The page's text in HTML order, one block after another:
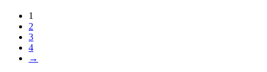
1
2
3
4
→